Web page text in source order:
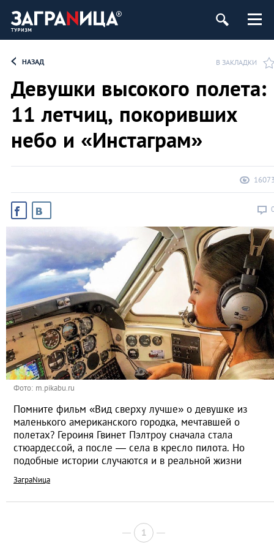
НАЗАД В ЗАКЛАДКИ
Девушки высокого полета:
11 летчиц, покоривших
небо и «Инстаграм»
Фото: m.pikabu.ru
Помните фильм «Вид сверху лучше» о девушке из
маленького американского городка, мечтавшей о
полетах? Героиня Гвинет Пэлтроу сначала стала
стюардессой, а после — села в кресло пилота. Но
подобные истории случаются и в реальной жизни
ЗаграNица
1